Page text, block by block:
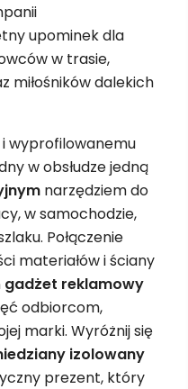
upominek dla
w trasie,
miłośników dalekich
wyprofilowanemu
w obsłudze jedną
narzędziem do
w samochodzie,
Połączenie
materiałów i ściany
gadżet reklamowy
odbiorcom,
marki. Wyróżnij się
izolowany
prezent, który